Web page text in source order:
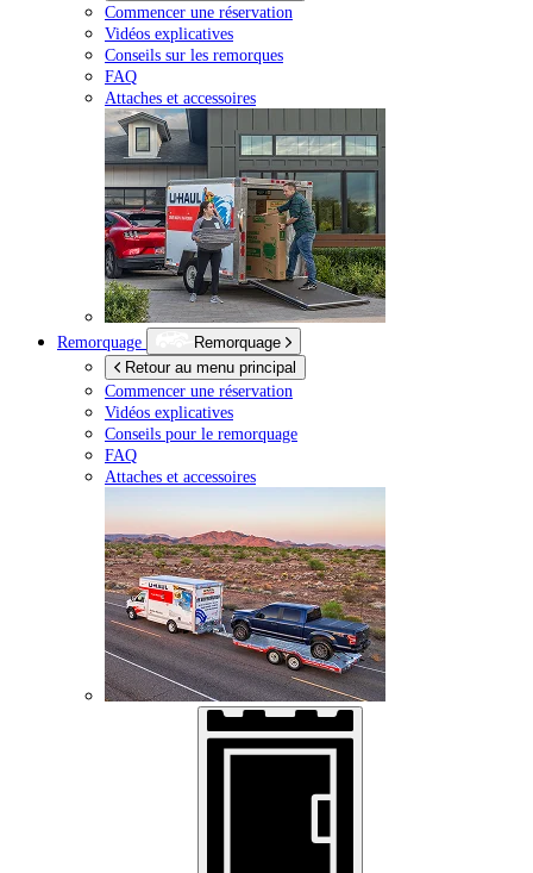
Commencer une réservation
Vidéos explicatives
Conseils sur les remorques
FAQ
Attaches et accessoires
Remorquage
Remorquage
Retour au menu principal
Commencer une réservation
Vidéos explicatives
Conseils pour le remorquage
FAQ
Attaches et accessoires